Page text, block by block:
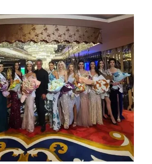
Филигрански обетки